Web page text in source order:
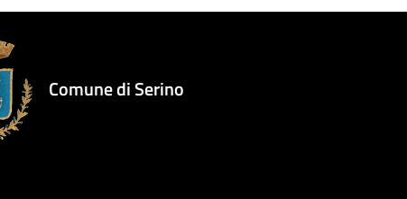
Comune di Serino